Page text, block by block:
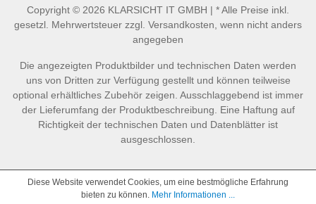
Copyright © 2026 KLARSICHT IT GMBH | * Alle Preise inkl.
gesetzl. Mehrwertsteuer zzgl. Versandkosten, wenn nicht anders
angegeben
Die angezeigten Produktbilder und technischen Daten werden
uns von Dritten zur Verfügung gestellt und können teilweise
optional erhältliches Zubehör zeigen. Ausschlaggebend ist immer
der Lieferumfang der Produktbeschreibung. Eine Haftung auf
Richtigkeit der technischen Daten und Datenblätter ist
ausgeschlossen.
Diese Website verwendet Cookies, um eine bestmögliche Erfahrung
bieten zu können. Mehr Informationen ...